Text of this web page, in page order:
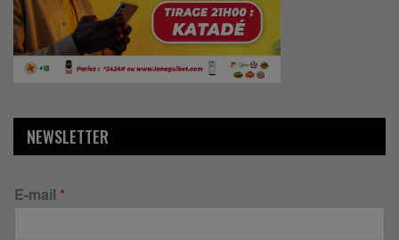
NEWSLETTER
E-mail *